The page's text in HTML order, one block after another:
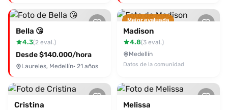
Bella 😘
4.3(2 eval.)
Desde $140.000/hora
Laureles, Medellín· 21 años
Mejor evaluada
Madison
4.8(3 eval.)
Medellín
Datos de la comunidad
Cristina Melissa